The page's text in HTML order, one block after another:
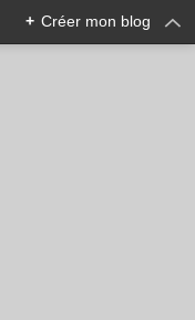
+ Créer mon blog